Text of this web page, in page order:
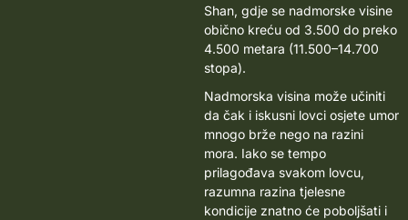
Shan, gdje se nadmorske visine
obično kreću od 3.500 do preko
4.500 metara (11.500–14.700
stopa).
Nadmorska visina može učiniti
da čak i iskusni lovci osjete umor
mnogo brže nego na razini
mora. Iako se tempo
prilagođava svakom lovcu,
razumna razina tjelesne
kondicije znatno će poboljšati i